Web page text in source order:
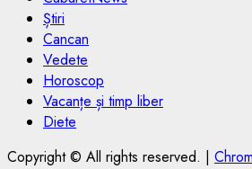
Știri
Cancan
Vedete
Horoscop
Vacanțe și timp liber
Diete
Copyright © All rights reserved. |